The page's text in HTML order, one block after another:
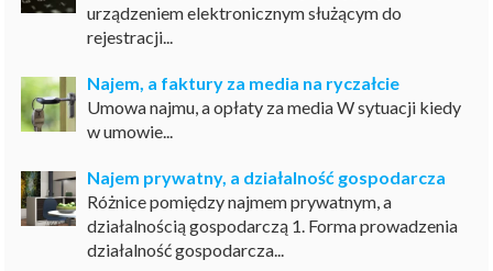
urządzeniem elektronicznym służącym do
rejestracji...
Najem, a faktury za media na ryczałcie
Umowa najmu, a opłaty za media W sytuacji kiedy
w umowie...
Najem prywatny, a działalność gospodarcza
Różnice pomiędzy najmem prywatnym, a
działalnością gospodarczą 1. Forma prowadzenia
działalność gospodarcza...